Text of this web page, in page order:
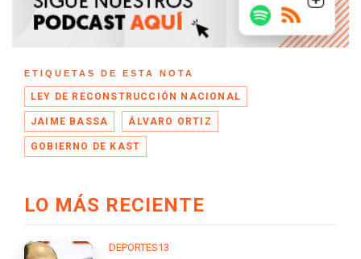
ETIQUETAS DE ESTA NOTA
LEY DE RECONSTRUCCIÓN NACIONAL
JAIME BASSA ÁLVARO ORTIZ
GOBIERNO DE KAST
LO MÁS RECIENTE
DEPORTES13